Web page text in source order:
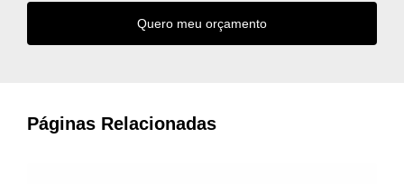
Quero meu orçamento
Páginas Relacionadas